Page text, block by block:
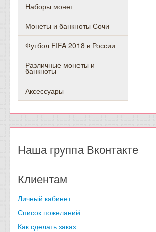
Наборы монет
Монеты и банкноты Сочи
Футбол FIFA 2018 в России
Различные монеты и
банкноты
Аксессуары
Наша группа Вконтакте
Клиентам
Личный кабинет
Список пожеланий
Как сделать заказ